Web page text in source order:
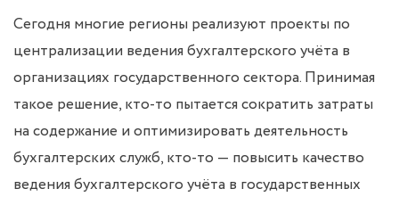
Сегодня многие регионы реализуют проекты по
централизации ведения бухгалтерского учёта в
организациях государственного сектора. Принимая
такое решение, кто-то пытается сократить затраты
на содержание и оптимизировать деятельность
бухгалтерских служб, кто-то — повысить качество
ведения бухгалтерского учёта в государственных